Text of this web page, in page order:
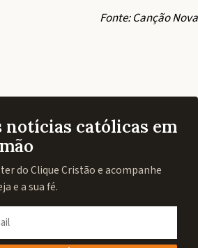
Fonte: Canção Nova
notícias católicas em
do Clique Cristão e acompanhe
e a sua fé.